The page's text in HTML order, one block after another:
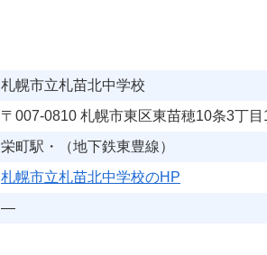
札幌市立札苗北中学校
〒007-0810 札幌市東区東苗穂10条3丁目
栄町駅・（地下鉄東豊線）
札幌市立札苗北中学校のHP
―